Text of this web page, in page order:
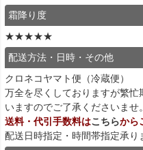
霜降り度
★★★★★
配送方法・日時・その他
クロネコヤマト便（冷蔵便）
万全を尽くしておりますが繁
いますのでご了承くださいませ。
送料・代引手数料はこちらから
配送日時指定・時間帯指定承り